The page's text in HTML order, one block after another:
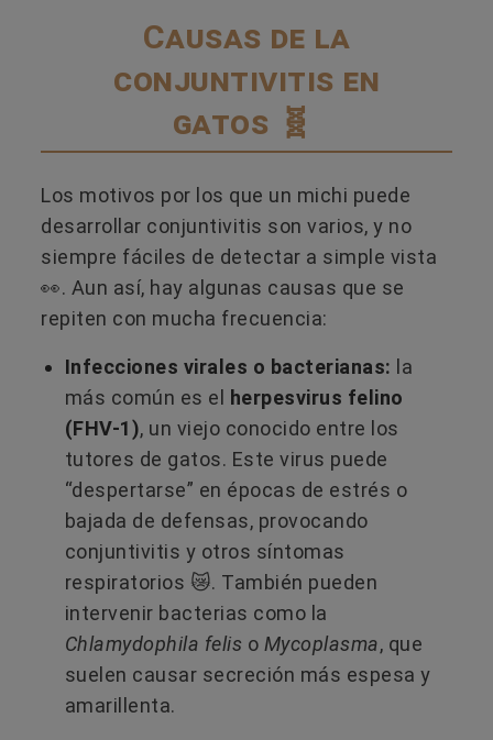
Causas de la
conjuntivitis en
gatos 🧬
Los motivos por los que un michi puede
desarrollar conjuntivitis son varios, y no
siempre fáciles de detectar a simple vista
👀. Aun así, hay algunas causas que se
repiten con mucha frecuencia:
Infecciones virales o bacterianas: la
más común es el herpesvirus felino
(FHV-1), un viejo conocido entre los
tutores de gatos. Este virus puede
“despertarse” en épocas de estrés o
bajada de defensas, provocando
conjuntivitis y otros síntomas
respiratorios 😿. También pueden
intervenir bacterias como la
Chlamydophila felis o Mycoplasma, que
suelen causar secreción más espesa y
amarillenta.